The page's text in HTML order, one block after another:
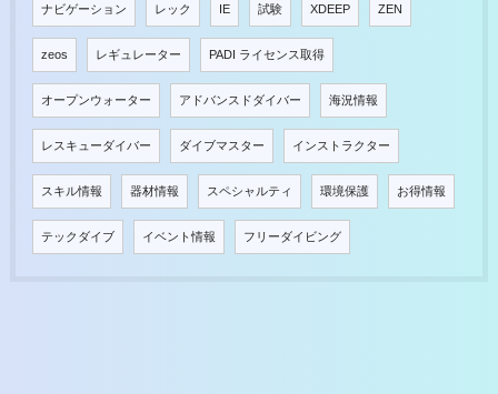
ナビゲーション レック IE 試験 XDEEP ZEN
zeos レギュレーター PADI ライセンス取得
オープンウォーター アドバンスドダイバー 海況情報
レスキューダイバー ダイブマスター インストラクター
スキル情報 器材情報 スペシャルティ 環境保護 お得情報
テックダイブ イベント情報 フリーダイビング